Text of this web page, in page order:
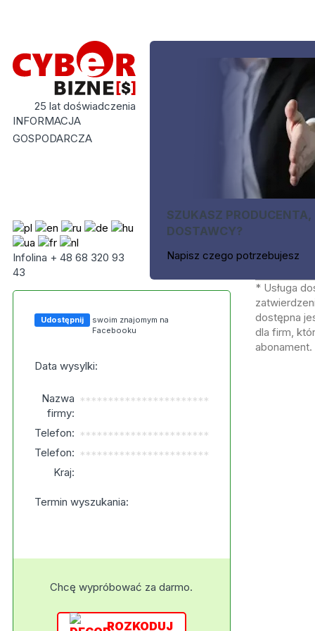
25 lat doświadczenia
INFORMACJA
GOSPODARCZA
Infolina + 48 68 320 93
43
SZUKASZ PRODUCENTA,
DOSTAWCY?
Napisz czego potrzebujesz
Udostępnij
swoim znajomym na
Facebooku
Data wysylki:
Nazwa
firmy:
***********************
Telefon: ***********************
Telefon: ***********************
Kraj:
Termin wyszukania:
Chcę wypróbować za darmo.
ROZKODUJ
* Usługa
dostępna
dla firm,
abonament.